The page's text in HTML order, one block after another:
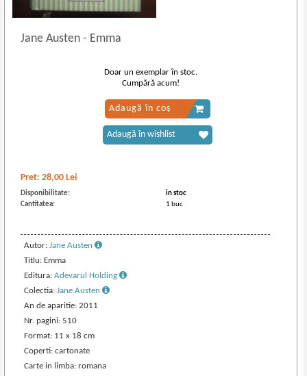
Jane Austen- Emma
Pret:28,00 Lei
Disponibilitate:
in stoc
Cantitatea:
1 buc
Autor:Jane Austen
Titlu: Emma
Editura:Adevarul Holding
Colectia:Jane Austen
An de aparitie: 2011
Nr. pagini: 510
Format: 11 x 18 cm
Coperti: cartonate
Carte in limba: romana
Doar un exemplar în stoc.
Cumpără acum!
Adaugă în coș
Adaugă în wishlist